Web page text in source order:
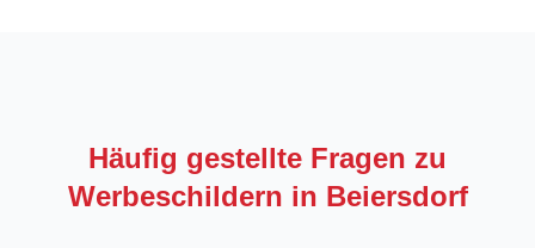
Häufig gestellte Fragen zu
Werbeschildern in Beiersdorf